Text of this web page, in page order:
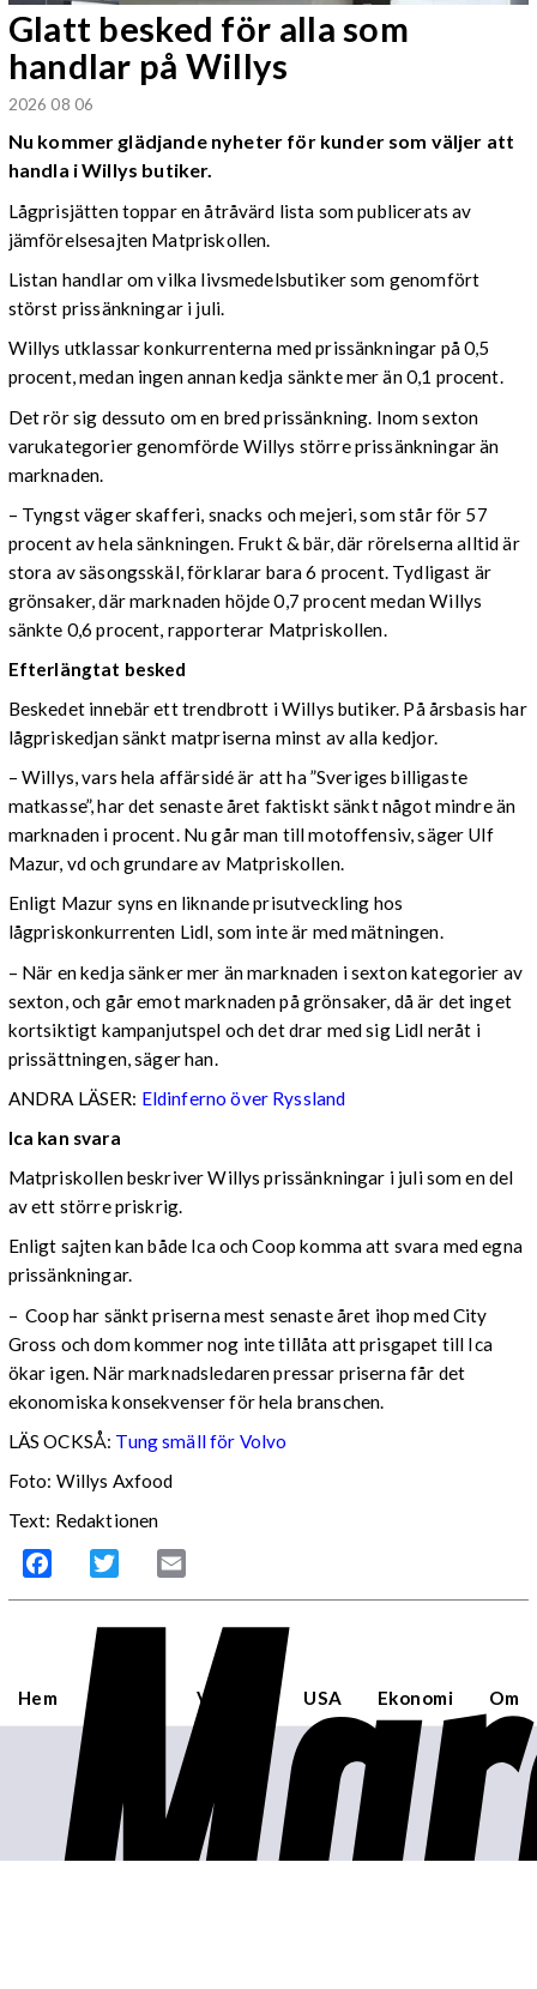
Glatt besked för alla som
handlar på Willys
2026 08 06
Nu kommer glädjande nyheter för kunder som väljer att
handla i Willys butiker.
Lågprisjätten toppar en åtråvärd lista som publicerats av
jämförelsesajten Matpriskollen.
Listan handlar om vilka livsmedelsbutiker som genomfört
störst prissänkningar i juli.
Willys utklassar konkurrenterna med prissänkningar på 0,5
procent, medan ingen annan kedja sänkte mer än 0,1 procent.
Det rör sig dessuto om en bred prissänkning. Inom sexton
varukategorier genomförde Willys större prissänkningar än
marknaden.
– Tyngst väger skafferi, snacks och mejeri, som står för 57
procent av hela sänkningen. Frukt & bär, där rörelserna alltid är
stora av säsongsskäl, förklarar bara 6 procent. Tydligast är
grönsaker, där marknaden höjde 0,7 procent medan Willys
sänkte 0,6 procent, rapporterar Matpriskollen.
Efterlängtat besked
Beskedet innebär ett trendbrott i Willys butiker. På årsbasis har
lågpriskedjan sänkt matpriserna minst av alla kedjor.
– Willys, vars hela affärsidé är att ha ”Sveriges billigaste
matkasse”, har det senaste året faktiskt sänkt något mindre än
marknaden i procent. Nu går man till motoffensiv, säger Ulf
Mazur, vd och grundare av Matpriskollen.
Enligt Mazur syns en liknande prisutveckling hos
lågpriskonkurrenten Lidl, som inte är med mätningen.
– När en kedja sänker mer än marknaden i sexton kategorier av
sexton, och går emot marknaden på grönsaker, då är det inget
kortsiktigt kampanjutspel och det drar med sig Lidl neråt i
prissättningen, säger han.
ANDRA LÄSER: Eldinferno över Ryssland
Ica kan svara
Matpriskollen beskriver Willys prissänkningar i juli som en del
av ett större priskrig.
Enligt sajten kan både Ica och Coop komma att svara med egna
prissänkningar.
– Coop har sänkt priserna mest senaste året ihop med City
Gross och dom kommer nog inte tillåta att prisgapet till Ica
ökar igen. När marknadsledaren pressar priserna får det
ekonomiska konsekvenser för hela branschen.
LÄS OCKSÅ: Tung smäll för Volvo
Foto: Willys Axfood
Text: Redaktionen
Facebook Twitter
Hem Världen USA Ekonomi Om